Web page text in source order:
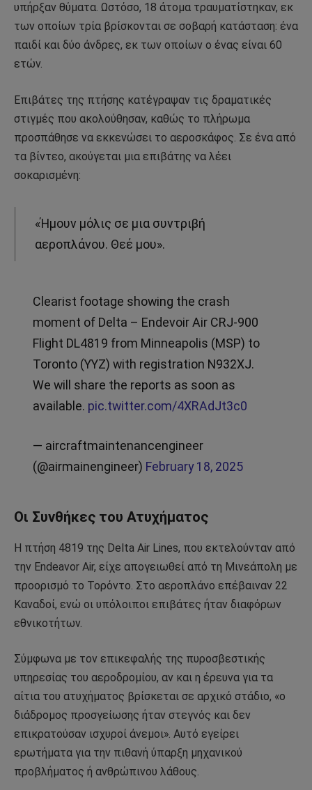
υπήρξαν θύματα. Ωστόσο, 18 άτομα τραυματίστηκαν, εκ
των οποίων τρία βρίσκονται σε σοβαρή κατάσταση: ένα
παιδί και δύο άνδρες, εκ των οποίων ο ένας είναι 60
ετών.
Επιβάτες της πτήσης κατέγραψαν τις δραματικές
στιγμές που ακολούθησαν, καθώς το πλήρωμα
προσπάθησε να εκκενώσει το αεροσκάφος. Σε ένα από
τα βίντεο, ακούγεται μια επιβάτης να λέει
σοκαρισμένη:
«Ήμουν μόλις σε μια συντριβή
αεροπλάνου. Θεέ μου».
Clearist footage showing the crash
moment of Delta – Endevoir Air CRJ-900
Flight DL4819 from Minneapolis (MSP) to
Toronto (YYZ) with registration N932XJ.
We will share the reports as soon as
available. pic.twitter.com/4XRAdJt3c0
— aircraftmaintenancengineer
(@airmainengineer) February 18, 2025
Οι Συνθήκες του Ατυχήματος
Η πτήση 4819 της Delta Air Lines, που εκτελούνταν από
την Endeavor Air, είχε απογειωθεί από τη Μινεάπολη με
προορισμό το Τορόντο. Στο αεροπλάνο επέβαιναν 22
Καναδοί, ενώ οι υπόλοιποι επιβάτες ήταν διαφόρων
εθνικοτήτων.
Σύμφωνα με τον επικεφαλής της πυροσβεστικής
υπηρεσίας του αεροδρομίου, αν και η έρευνα για τα
αίτια του ατυχήματος βρίσκεται σε αρχικό στάδιο, «ο
διάδρομος προσγείωσης ήταν στεγνός και δεν
επικρατούσαν ισχυροί άνεμοι». Αυτό εγείρει
ερωτήματα για την πιθανή ύπαρξη μηχανικού
προβλήματος ή ανθρώπινου λάθους.